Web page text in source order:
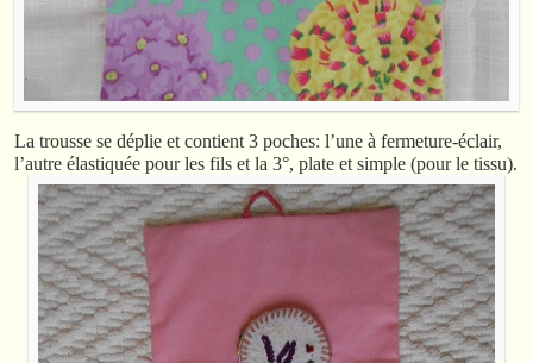
La trousse se déplie et contient 3 poches: l’une à fermeture-éclair,
l’autre élastiquée pour les fils et la 3°, plate et simple (pour le tissu).